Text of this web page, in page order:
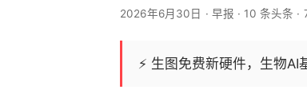
2026年6月30日 · 早报 · 10 条头条 ·
⚡ 生图免费新硬件，生物AI